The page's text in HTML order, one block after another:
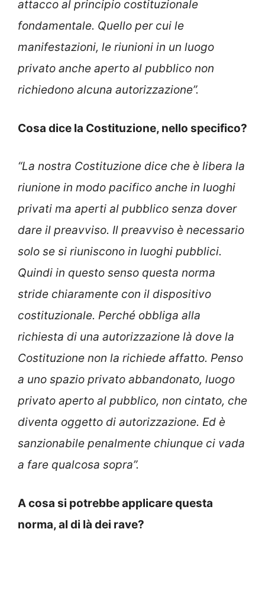
attacco al principio costituzionale
fondamentale. Quello per cui le
manifestazioni, le riunioni in un luogo
privato anche aperto al pubblico non
richiedono alcuna autorizzazione”.
Cosa dice la Costituzione, nello specifico?
“La nostra Costituzione dice che è libera la
riunione in modo pacifico anche in luoghi
privati ma aperti al pubblico senza dover
dare il preavviso. Il preavviso è necessario
solo se si riuniscono in luoghi pubblici.
Quindi in questo senso questa norma
stride chiaramente con il dispositivo
costituzionale. Perché obbliga alla
richiesta di una autorizzazione là dove la
Costituzione non la richiede affatto. Penso
a uno spazio privato abbandonato, luogo
privato aperto al pubblico, non cintato, che
diventa oggetto di autorizzazione. Ed è
sanzionabile penalmente chiunque ci vada
a fare qualcosa sopra”.
A cosa si potrebbe applicare questa
norma, al di là dei rave?